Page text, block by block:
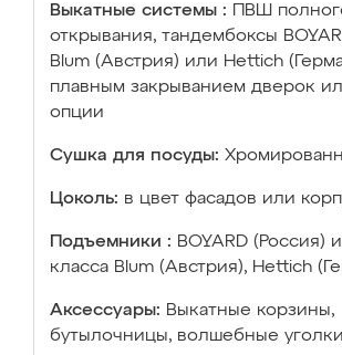
Выкатные системы :
ПВШ
открывания, тандембоксы
Blum (Австрия) или Hettich
плавным закрыванием дверок
опции
Сушка для посуды:
Цоколь: в цвет фасадов или
Подъемники : BOYARD (Россия)
класса Blum (Австрия), Hettich
Аксессуары: Выкатные корзины,
бутылочницы, волшебные